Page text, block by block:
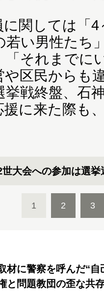
関しては「4
若い男性たち
「それまでに
や区民からも
戦終盤、石
援に来た際も
世大会への参加は選
1 2 3
材に警察を呼んだ“
と問題教団の歪な共